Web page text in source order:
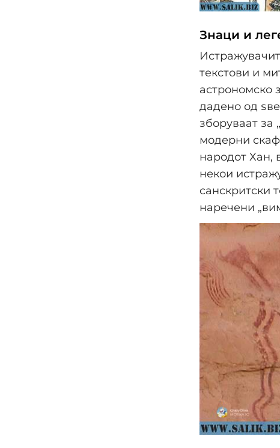
Знаци и
текстови и
астрономско
дадено од
зборуваат за
модерни
народот Хан,
некои
санскритски
наречени